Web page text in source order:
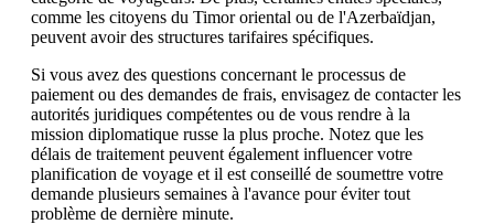
comme les citoyens du Timor oriental ou de l'Azerbaïdjan,
peuvent avoir des structures tarifaires spécifiques.
Si vous avez des questions concernant le processus de
paiement ou des demandes de frais, envisagez de contacter les
autorités juridiques compétentes ou de vous rendre à la
mission diplomatique russe la plus proche. Notez que les
délais de traitement peuvent également influencer votre
planification de voyage et il est conseillé de soumettre votre
demande plusieurs semaines à l'avance pour éviter tout
problème de dernière minute.